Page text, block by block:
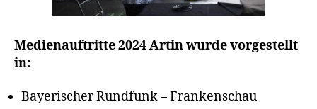
Medienauftritte 2024 Artin wurde vorgestellt
in:
Bayerischer Rundfunk – Frankenschau